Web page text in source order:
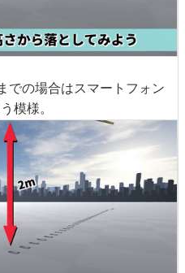
での場合はスマートフォン
模様。